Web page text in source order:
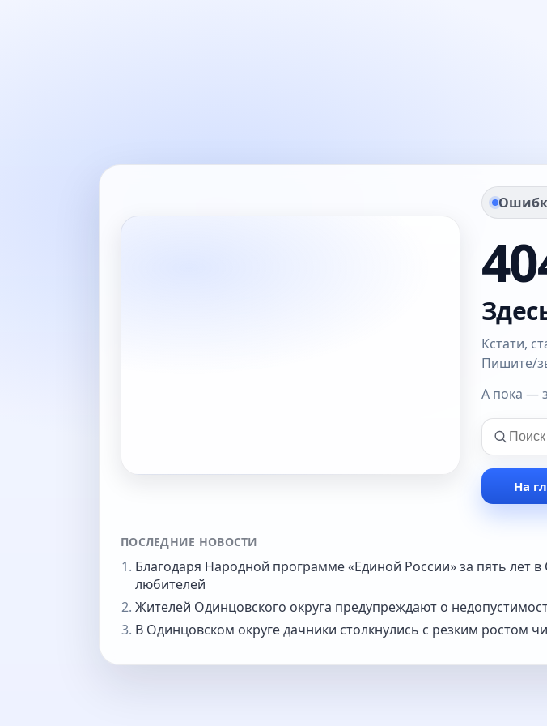
Кстати,
Пишите/
А пока —
На
ПОСЛЕДНИЕ НОВОСТИ
Благодаря Народной программе «Единой России» за пять лет
любителей
Жителей Одинцовского округа предупреждают о
В Одинцовском округе дачники столкнулись с резким ростом